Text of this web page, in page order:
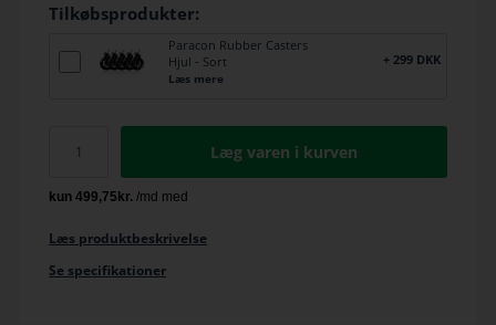
Tilkøbsprodukter:
Paracon Rubber Casters
Hjul - Sort
Læs mere
+ 299 DKK
Læg varen i kurven
Læs produktbeskrivelse
Se specifikationer